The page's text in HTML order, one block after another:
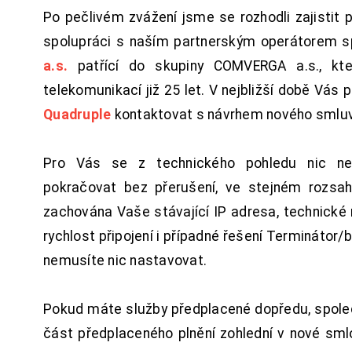
Po pečlivém zvážení jsme se rozhodli zajistit
spolupráci s naším partnerským operátorem
a.s. patřící do skupiny COMVERGA a.s.,
telekomunikací již 25 let. V nejbližší době Vás
Quadruple kontaktovat s návrhem nového
Pro Vás se z technického pohledu nic
pokračovat bez přerušení, ve stejném
zachována Vaše stávající IP adresa, technické
rychlost připojení i případné řešení Terminátor/
nemusíte nic nastavovat.
Pokud máte služby předplacené dopředu,
část předplaceného plnění zohlední v nové